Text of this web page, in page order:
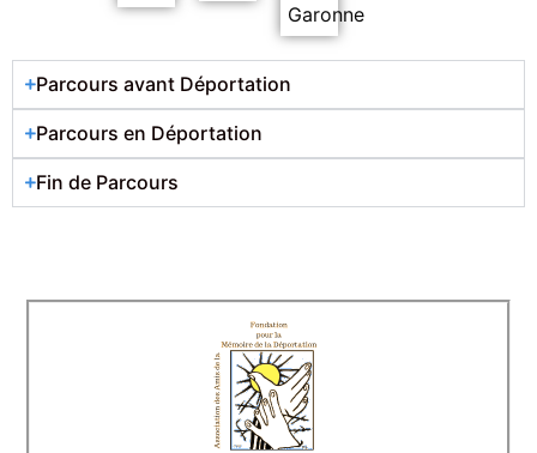
Garonne
Parcours avant Déportation
Parcours en Déportation
Fin de Parcours